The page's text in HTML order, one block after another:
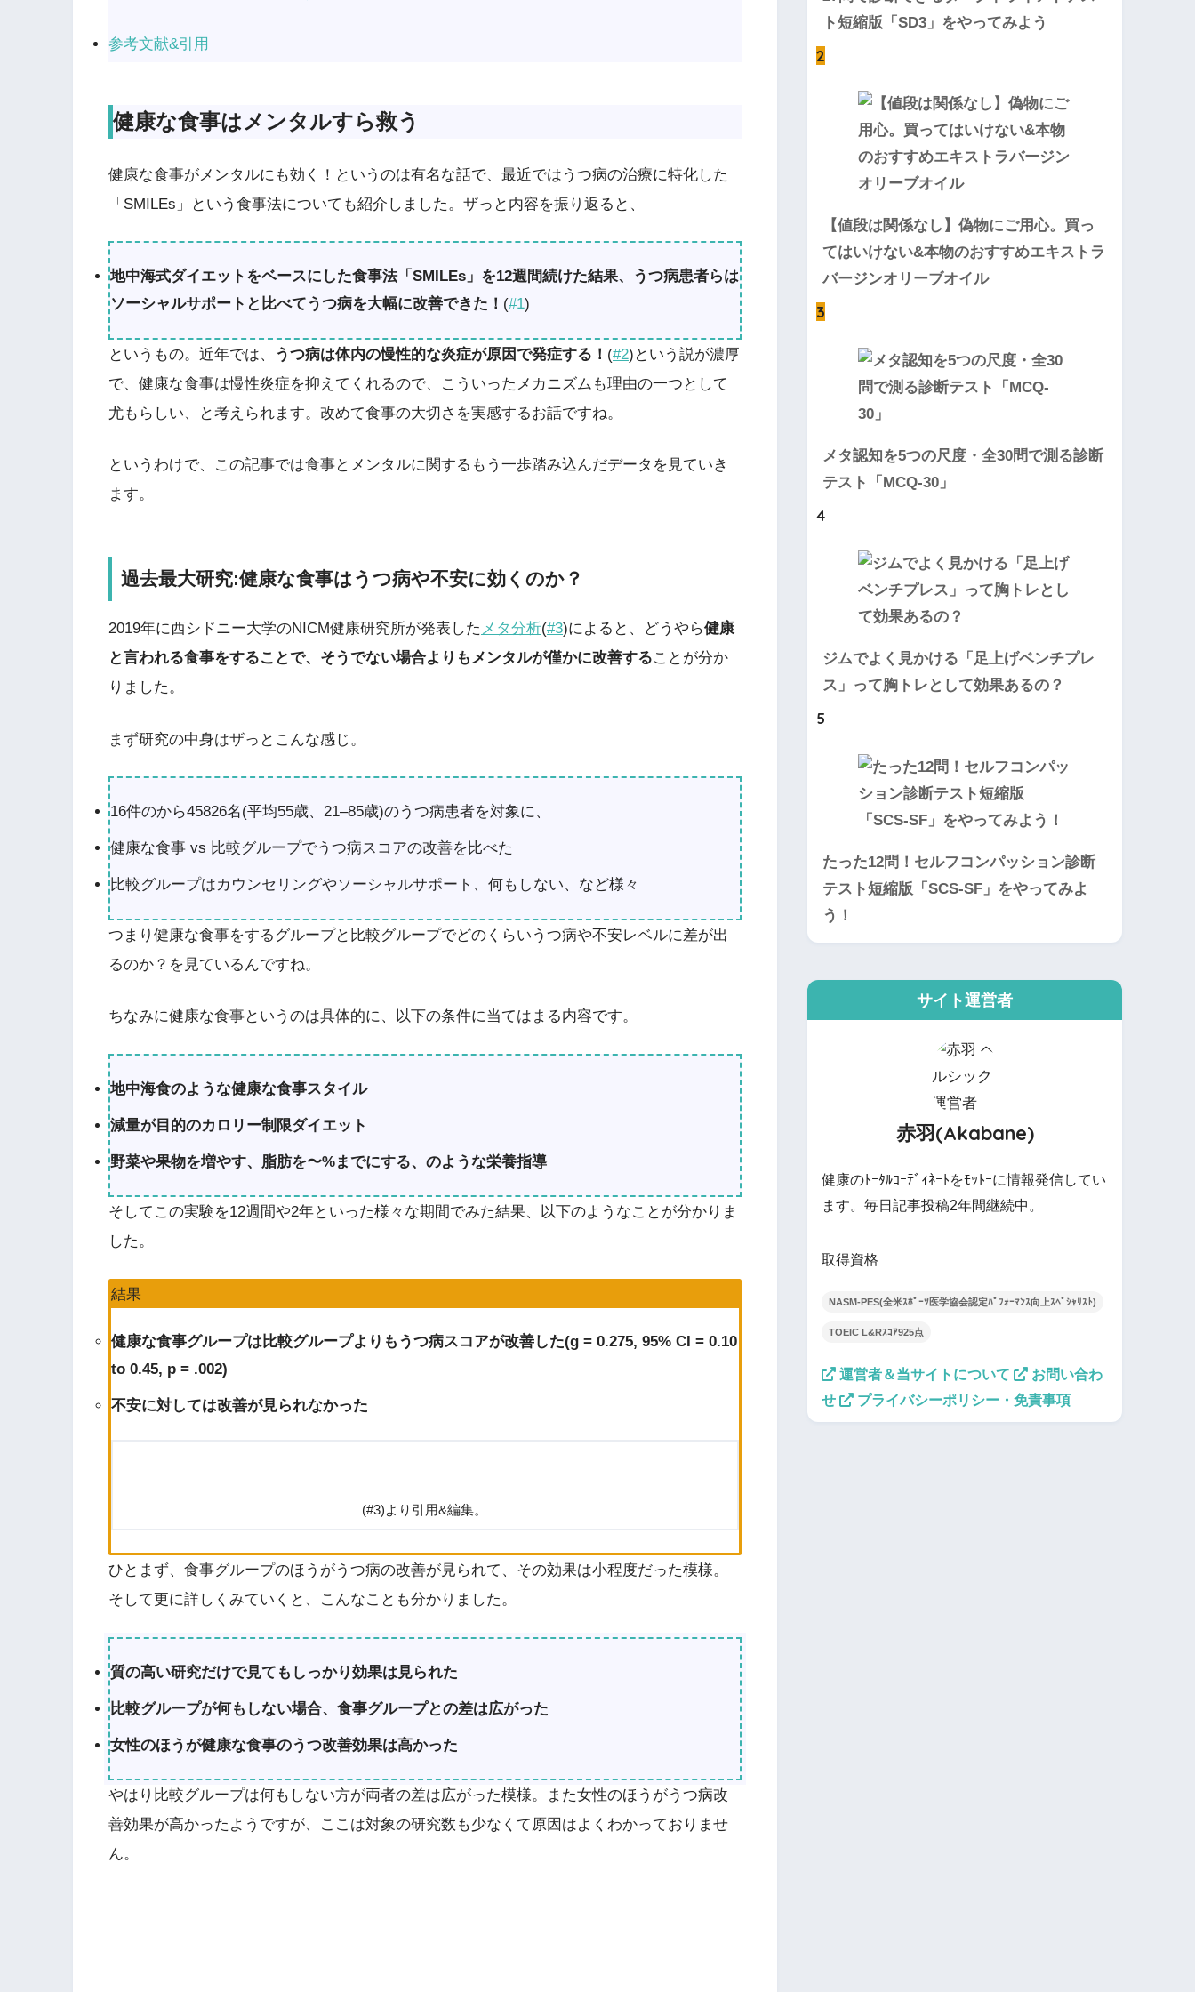
参考文献&引用
健康な食事はメンタルすら救う
健康な食事がメンタルにも効く！というのは有名な話で、最近ではうつ病の治療に特化した
「SMILEs」という食事法についても紹介しました。ザっと内容を振り返ると、
地中海式ダイエットをベースにした食事法「SMILEs」を12週間続けた結果、うつ病患者らは
ソーシャルサポートと比べてうつ病を大幅に改善できた！ (#1)
というもの。近年では、 うつ病は体内の慢性的な炎症が原因で発症する！ (#2)という説が濃厚
で、健康な食事は慢性炎症を抑えてくれるので、こういったメカニズムも理由の一つとして
尤もらしい、と考えられます。改めて食事の大切さを実感するお話ですね。
というわけで、この記事では食事とメンタルに関するもう一歩踏み込んだデータを見ていき
ます。
過去最大研究:健康な食事はうつ病や不安に効くのか？
2019年に西シドニー大学のNICM健康研究所が発表した メタ分析(#3)によると、どうやら健康
と言われる食事をすることで、そうでない場合よりもメンタルが僅かに改善することが分か
りました。
まず研究の中身はザっとこんな感じ。
16件のから45826名(平均55歳、21–85歳)のうつ病患者を対象に、
健康な食事 vs 比較グループでうつ病スコアの改善を比べた
比較グループはカウンセリングやソーシャルサポート、何もしない、など様々
つまり健康な食事をするグループと比較グループでどのくらいうつ病や不安レベルに差が出
るのか？を見ているんですね。
ちなみに健康な食事というのは具体的に、以下の条件に当てはまる内容です。
地中海食のような健康な食事スタイル
減量が目的のカロリー制限ダイエット
野菜や果物を増やす、脂肪を〜%までにする、のような栄養指導
そしてこの実験を12週間や2年といった様々な期間でみた結果、以下のようなことが分かりま
した。
結果
健康な食事グループは比較グループよりもうつ病スコアが改善した(g = 0.275, 95% CI = 0.10
to 0.45, p = .002)
不安に対しては改善が見られなかった
(#3)より引用&編集。
ひとまず、食事グループのほうがうつ病の改善が見られて、その効果は小程度だった模様。
そして更に詳しくみていくと、こんなことも分かりました。
質の高い研究だけで見てもしっかり効果は見られた
比較グループが何もしない場合、食事グループとの差は広がった
女性のほうが健康な食事のうつ改善効果は高かった
やはり比較グループは何もしない方が両者の差は広がった模様。また女性のほうがうつ病改
善効果が高かったようですが、ここは対象の研究数も少なくて原因はよくわかっておりませ
ん。
ト短縮版「SD3」をやってみよう
2
【値段は関係なし】偽物にご用心。買っ
てはいけない&本物のおすすめエキストラ
バージンオリーブオイル
3
メタ認知を5つの尺度・全30問で測る診断
テスト「MCQ-30」
4
ジムでよく見かける「足上げベンチプレ
ス」って胸トレとして効果あるの？
5
たった12問！セルフコンパッション診断
テスト短縮版「SCS-SF」をやってみよ
う！
サイト運営者
赤羽(Akabane)
健康のﾄｰﾀﾙｺｰﾃﾞｨﾈｰﾄをﾓｯﾄｰに情報発信してい
ます。毎日記事投稿2年間継続中。
取得資格
NASM-PES(全米ｽﾎﾟｰﾂ医学協会認定ﾊﾟﾌｫｰﾏﾝｽ向上ｽﾍﾟｼｬﾘｽﾄ)
TOEIC L&Rｽｺｱ925点
運営者＆当サイトについて
お問い合わ
せ
プライバシーポリシー・免責事項